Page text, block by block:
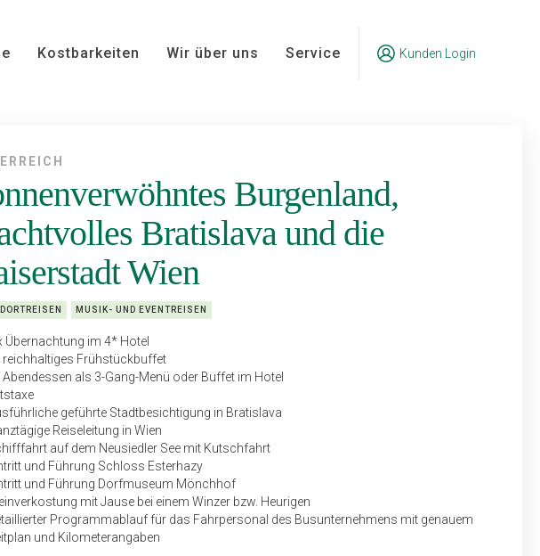
Kostbarkeiten Wir über uns Service Kunden Login
Burgenland,
Bratislava und die
Wien
MUSIK- UND EVENTREISEN
Übernachtung im 4* Hotel
reichhaltiges Frühstückbuffet
Abendessen als 3-Gang-Menü oder Buffet im Hotel
geführte Stadtbesichtigung in Bratislava
Reiseleitung in Wien
auf dem Neusiedler See mit Kutschfahrt
und Führung Schloss Esterhazy
und Führung Dorfmuseum Mönchhof
mit Jause bei einem Winzer bzw. Heurigen
Programmablauf für das Fahrpersonal des Busunternehmens mit genauem
und Kilometerangaben